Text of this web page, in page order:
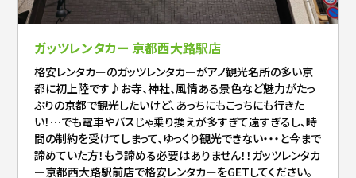
ガッツレンタカー 京都西大路駅店
格安レンタカーのガッツレンタカーがアノ観光名所の多い京
都に初上陸です♪お寺、神社、風情ある景色など魅力がたっ
ぷりの京都で観光したいけど、あっちにもこっちにも行きた
い！…でも電車やバスじゃ乗り換えが多すぎて遠すぎるし、時
間の制約を受けてしまって、ゆっくり観光できない・・・と今まで
諦めていた方！もう諦める必要はありません！！ガッツレンタカ
ー京都西大路駅前店で格安レンタカーをGETしてください。